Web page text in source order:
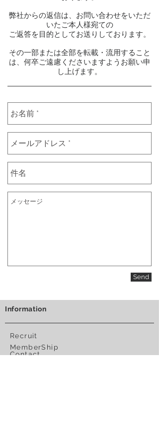
弊社からの返信は、お問い合わせをいただ
いたご本人様宛ての
ご返答を目的としてお送りしております。
その一部または全部を転載・流用すること
は、何卒ご遠慮くださいますようお願い申
し上げます。
Send
​Information
Recruit
MemberShip
Contact